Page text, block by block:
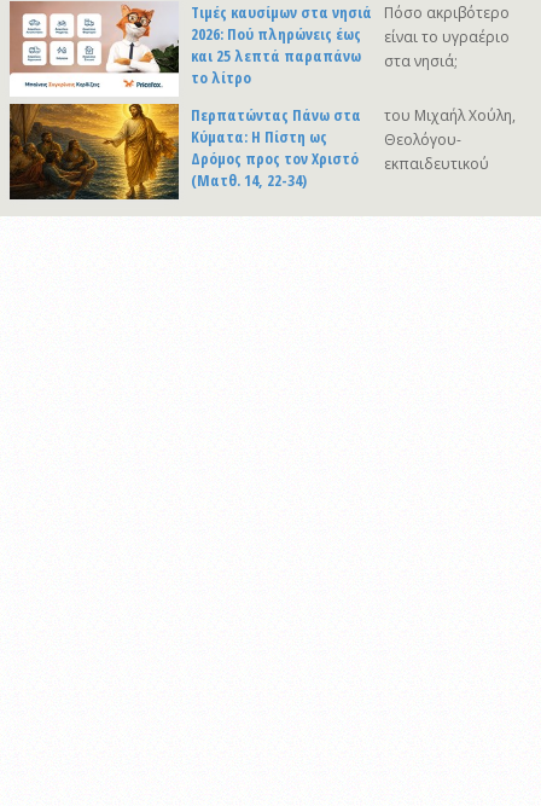
Τιμές καυσίμων στα νησιά
2026: Πού πληρώνεις έως
και 25 λεπτά παραπάνω
το λίτρο
Πόσο ακριβότερο
είναι το υγραέριο
στα νησιά;
Περπατώντας Πάνω στα
Κύματα: Η Πίστη ως
Δρόμος προς τον Χριστό
(Ματθ. 14, 22-34)
του Μιχαήλ Χούλη,
Θεολόγου-
εκπαιδευτικού